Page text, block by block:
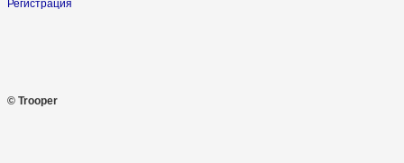
Регистрация
© Trooper